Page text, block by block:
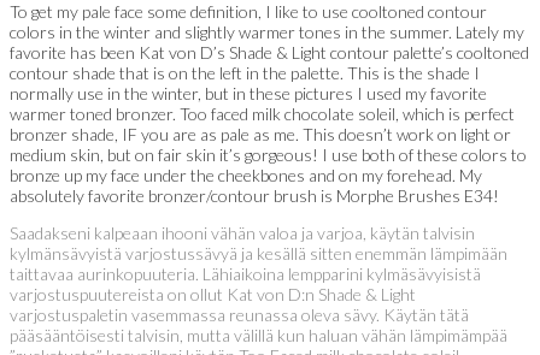
To get my pale face some definition, I like to use cooltoned contour
colors in the winter and slightly warmer tones in the summer. Lately my
favorite has been Kat von D’s Shade & Light contour palette’s cooltoned
contour shade that is on the left in the palette. This is the shade I
normally use in the winter, but in these pictures I used my favorite
warmer toned bronzer. Too faced milk chocolate soleil, which is perfect
bronzer shade, IF you are as pale as me. This doesn’t work on light or
medium skin, but on fair skin it’s gorgeous! I use both of these colors to
bronze up my face under the cheekbones and on my forehead. My
absolutely favorite bronzer/contour brush is Morphe Brushes E34!
Saadakseni kalpeaan ihooni vähän valoa ja varjoa, käytän talvisin
kylmänsävyistä varjostussävyä ja kesällä sitten enemmän lämpimään
taittavaa aurinkopuuteria. Lähiaikoina lempparini kylmäsävyisistä
varjostuspuutereista on ollut Kat von D:n Shade & Light
varjostuspaletin vasemmassa reunassa oleva sävy. Käytän tätä
pääsääntöisesti talvisin, mutta välillä kun haluan vähän lämpimämpää